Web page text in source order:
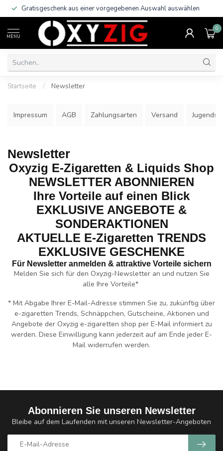
Gratisgeschenk aus einer vorgegebenen Auswahl auswählen
MENU
0
Startseite / Newsletter
Impressum AGB Zahlungsarten Versand
Newsletter
Oxyzig E-Zigaretten & Liquids Shop
NEWSLETTER ABONNIEREN
Ihre Vorteile auf einen Blick
EXKLUSIVE ANGEBOTE &
SONDERAKTIONEN
AKTUELLE E-Zigaretten TRENDS
EXKLUSIVE GESCHENKE
Für Newsletter anmelden & attraktive Vorteile sichern
Melden Sie sich für den Oxyzig-Newsletter an und nutzen Sie
alle Ihre Vorteile*
* Mit Abgabe Ihrer E-Mail-Adresse stimmen Sie zu, zukünftig über
e-zigaretten Trends, Schnäppchen, Gutscheine, Aktionen und
Angebote der Oxyzig e-zigaretten shop per E-Mail informiert zu
werden. Diese Einwilligung kann jederzeit auf am Ende jeder E-
Mail widerrufen werden.
Abonnieren Sie unseren Newsletter
Bleibe auf dem Laufenden mit unseren Newsletter-Angeboten